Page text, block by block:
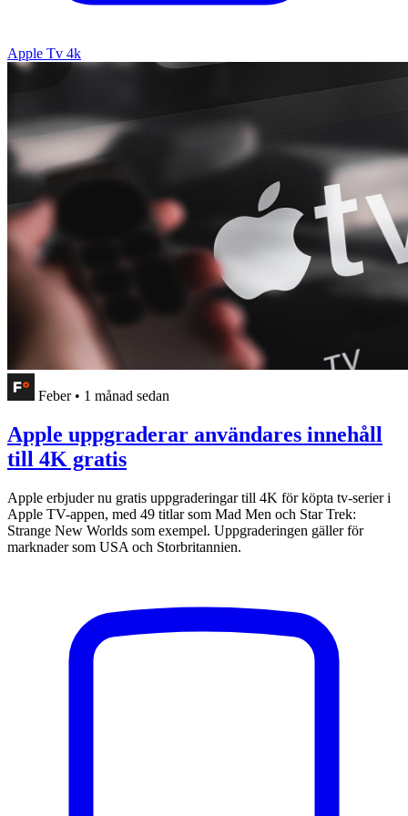
Apple Tv 4k
Feber • 1 månad sedan
Apple uppgraderar användares innehåll
till 4K gratis
Apple erbjuder nu gratis uppgraderingar till 4K för köpta tv-serier i
Apple TV-appen, med 49 titlar som Mad Men och Star Trek:
Strange New Worlds som exempel. Uppgraderingen gäller för
marknader som USA och Storbritannien.